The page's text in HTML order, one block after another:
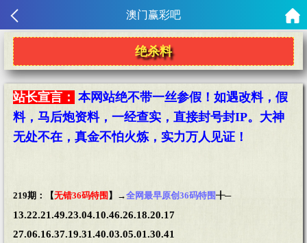
澳门赢彩吧
绝杀料
站长宣言：
本网站绝不带一丝参假！如遇改料，假
料，马后炮资料，一经查实，直接封号封IP。大神
无处不在，真金不怕火炼，实力万人见证！
219期：【无错36码特围 】→全网最早原创36码特围╂─
13.22.21.49.23.04.10.46.26.18.20.17
27.06.16.37.19.31.40.03.05.01.30.41